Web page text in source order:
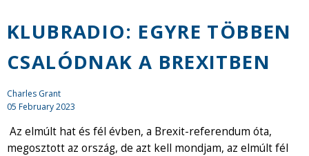
KLUBRADIO: EGYRE TÖBBEN
CSALÓDNAK A BREXITBEN
Charles Grant
05 February 2023
Az elmúlt hat és fél évben, a Brexit-referendum óta,
megosztott az ország, de azt kell mondjam, az elmúlt fél